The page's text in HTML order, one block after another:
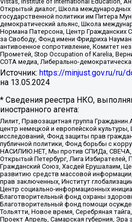
Открытый диалог, Школа международных
государственной политики им Питера
демократический альянс, Школа
Нормана Патерсона, Центр Гражданских
за Свободу, Фонд имени Фридриха
антивоенное сопротивление, Комитет
Прометей, Stop Occupation of Karelia,
СОТА медиа, Либерально-
Источник: https://minjust.gov.ru/ru/
на 13.05.2024
* Сведения реестра НКО,
иностранного агента:
Лилит, Правозащитная группа
центр немецкой и европейской культуры,
исследований, Фонд защиты прав
публичной политики, Фонд борьбы с
НАСИЛИЮ.НЕТ, Мы против СПИДа, СВЕЧА,
Открытый Петербург, Лига Избирателей,
Гражданский Союз, Хасдей Ерушалаим,
развитию средств массовой
прав заключенных, Институт
Центр социально-информационных
Благотворительный фонд охраны
Благотворительный фонд помощи
Тольятти, Новое время, Серебряная
Проект Апрель, Самарская губерния,